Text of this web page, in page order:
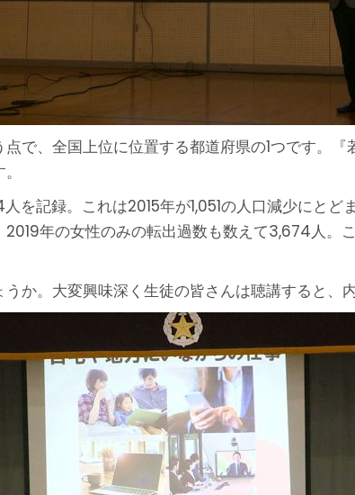
で、全国上位に位置する都道府県の1つです。
を記録。これは2015年が1,051の人口減少にと
年の女性のみの転出過数も数えて3,674人。
か。大変興味深く生徒の皆さんは聴講すると、